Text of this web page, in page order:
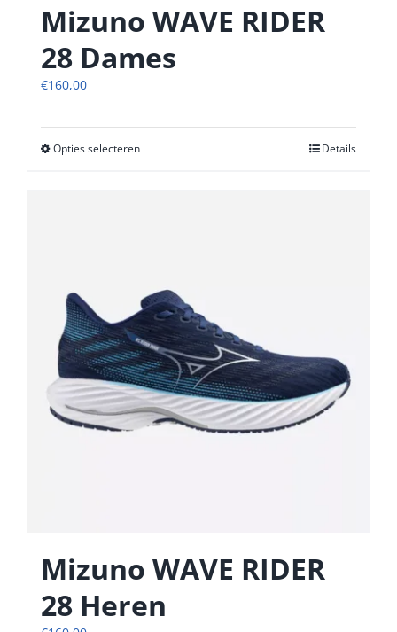
Mizuno WAVE RIDER
28 Dames
€160,00
Opties selecterenDit
gekozen
worden
op
de
productpagina
Details
Mizuno WAVE RIDER
28 Heren